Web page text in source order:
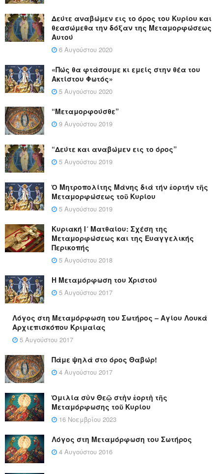
Δεύτε αναβώμεν εις το όρος του Κυρίου και
θεασώμεθα την δόξαν της Μεταμορφώσεως
Αυτού
6 Αυγούστου 2020
«Πώς θα φτάσουμε κι εμείς στην θέα του
Ακτίστου Φωτός»
5 Αυγούστου 2020
“Μεταμορφούσθε”
9 Αυγούστου 2019
“Δεύτε και αναβώμεν εις το όρος”
5 Αυγούστου 2019
Ὁ Μητροπολίτης Μάνης διά τήν ἑορτήν τῆς
Μεταμορφώσεως τοῦ Κυρίου
5 Αυγούστου 2019
Κυριακή Ι´ Ματθαίου: Σχέση της
Μεταμορφώσεως και της Ευαγγελικής
Περικοπής
5 Αυγούστου 2018
Η Μεταμόρφωση του Χριστού
5 Αυγούστου 2017
Λόγος στη Μεταμόρφωση του Σωτήρος – Αγίου Λουκά
Αρχιεπισκόπου Κριμαίας
5 Αυγούστου 2017
Πάμε ψηλά στο όρος Θαβώρ!
4 Αυγούστου 2017
Ὁμιλία σὺν Θεῷ στὴν ἑορτὴ τῆς
Μεταμόρφωσης τοῦ Κυρίου
16 Νοεμβρίου 2023
Λόγος στη Μεταμόρφωση του Σωτήρος
4 Αυγούστου 2016